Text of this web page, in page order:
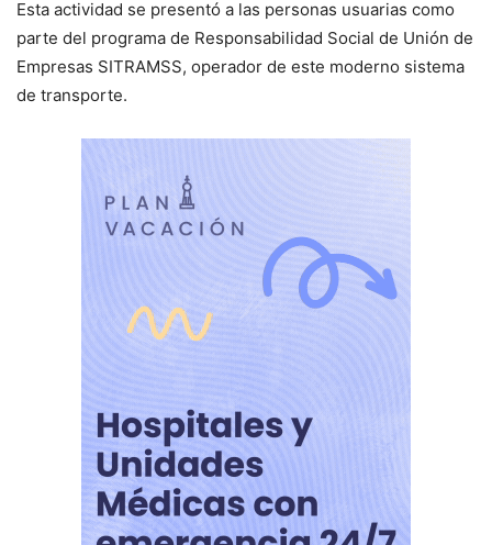
Esta actividad se presentó a las personas usuarias como
parte del programa de Responsabilidad Social de Unión de
Empresas SITRAMSS, operador de este moderno sistema
de transporte.